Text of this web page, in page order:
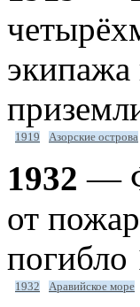
1919 Азорские острова
1932 —
от
погибло
1932 Аравийское море